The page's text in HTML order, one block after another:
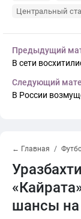
Центральный
Предыдущий
В сети
Следующий
В России
← Главная
шансы